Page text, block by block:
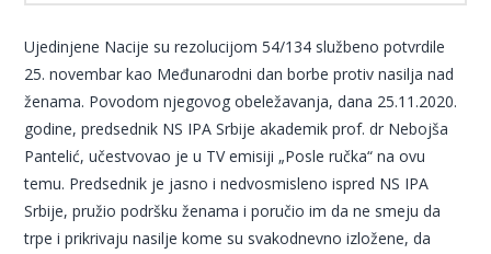
Ujedinjene Nacije su rezolucijom 54/134 službeno potvrdile
25. novembar kao Međunarodni dan borbe protiv nasilja nad
ženama. Povodom njegovog obeležavanja, dana 25.11.2020.
godine, predsednik NS IPA Srbije akademik prof. dr Nebojša
Pantelić, učestvovao je u TV emisiji „Posle ručka“ na ovu
temu. Predsednik je jasno i nedvosmisleno ispred NS IPA
Srbije, pružio podršku ženama i poručio im da ne smeju da
trpe i prikrivaju nasilje kome su svakodnevno izložene, da